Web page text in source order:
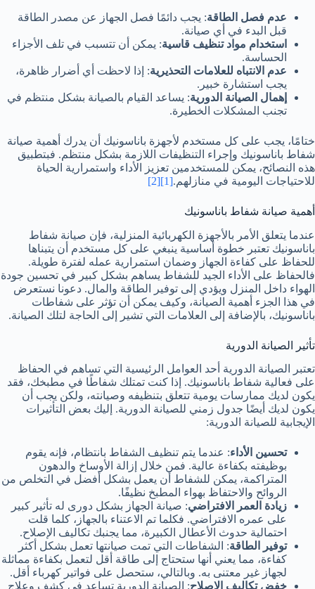
عدم فصل الطاقة: يجب دائمًا فصل الجهاز عن مصدر الطاقة
قبل البدء في أي صيانة.
استخدام مواد تنظيف قاسية: يمكن أن تتسبب في تلف الأجزاء
الحساسة.
عدم الانتباه للعلامات التحذيرية: إذا لاحظت أي أضرار ظاهرة،
يجب استشارة خبير.
إهمال الصيانة الدورية: يساعد القيام بالصيانة بشكل منتظم في
تجنب المشكلات الخطيرة.
ختامًا، يجب على كل مستخدم لأجهزة باناسونيك أن يدرك أهمية صيانة
شفاط باناسونيك وإجراء التنظيفات اللازمة بشكل منتظم. فبتطبيق
هذه النصائح، يمكن للمستخدمين تعزيز الأداء واستمرارية الحياة
للاحتياجات اليومية في منازلهم.[1]
[2]
أهمية صيانة شفاط باناسونيك
عندما يتعلق الأمر بالأجهزة الكهربائية المنزلية، فإن صيانة شفاط
باناسونيك تعتبر خطوة أساسية ينبغي على كل مستخدم أن يتبناها
للحفاظ على كفاءة الجهاز وضمان استمرارية عمله لفترة طويلة.
فالحفاظ على الأداء الجيد للشفاط يساهم بشكل كبير في تحسين جودة
الهواء داخل المنزل ويؤدي إلى توفير الطاقة والمال. دعونا نستعرض
في هذا الجزء أهمية الصيانة، وكيف يمكن أن تؤثر على شفاطات
باناسونيك، بالإضافة إلى العلامات التي تشير إلى الحاجة لتلك الصيانة.
تأثير الصيانة الدورية
تعتبر الصيانة الدورية أحد العوامل الرئيسية التي تساهم في الحفاظ
على فعالية شفاط باناسونيك. إذا كنت تمتلك شفاطًا في مطبخك، فقد
يكون لديك ممارسات يومية تتعلق بتنظيفه وصيانته، ولكن يجب أن
يكون لديك أيضًا جدول زمني للصيانة الدورية. إليك بعض التأثيرات
الإيجابية للصيانة الدورية:
تحسين الأداء: عندما يتم تنظيف الشفاط بانتظام، فإنه يقوم
بوظيفته بكفاءة عالية. فمن خلال إزالة الأوساخ والدهون
المتراكمة، يمكن للشفاط أن يعمل بشكل أفضل في التخلص من
الروائح والاحتفاظ بهواء المطبخ نظيفًا.
زيادة العمر الافتراضي: صيانة الجهاز بشكل دورى له تأثير كبير
على عمره الافتراضي. فكلما تم الاعتناء بالجهاز، كلما قلت
احتمالية حدوث الأعطال الكبيرة، مما يجنبك تكاليف الإصلاح.
توفير الطاقة: الشفاطات التي تمت صيانتها تعمل بشكل أكثر
كفاءة، مما يعني أنها ستحتاج إلى طاقة أقل لتعمل بكفاءة مماثلة
لجهاز غير معتنى به. وبالتالي، ستحصل على فواتير كهرباء أقل.
خفض تكاليف الإصلاح: الصيانة الدورية تساعد في كشف وعلاج